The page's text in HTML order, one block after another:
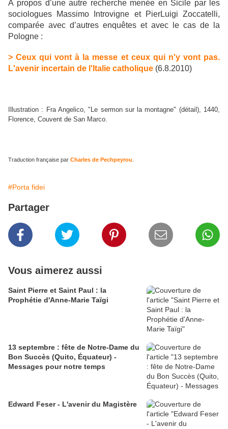
À propos d’une autre recherche menée en Sicile par les
sociologues Massimo Introvigne et PierLuigi Zoccatelli,
comparée avec d’autres enquêtes et avec le cas de la
Pologne :
> Ceux qui vont à la messe et ceux qui n'y vont pas.
L'avenir incertain de l'Italie catholique (6.8.2010)
Illustration : Fra Angelico, "Le sermon sur la montagne" (détail), 1440,
Florence, Couvent de San Marco.
Traduction française par Charles de Pechpeyrou
#Porta fidei
Partager
Vous aimerez aussi
Saint Pierre et Saint Paul : la
Prophétie d'Anne-Marie Taïgi
13 septembre : fête de Notre-Dame du
Bon Succès (Quito, Équateur) -
Messages pour notre temps
Edward Feser - L'avenir du Magistère